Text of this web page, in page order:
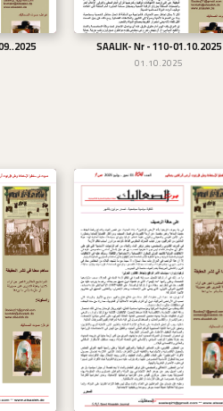
تحميل
SAALIK- Nr - 110-01.10.2025
01.10.2025